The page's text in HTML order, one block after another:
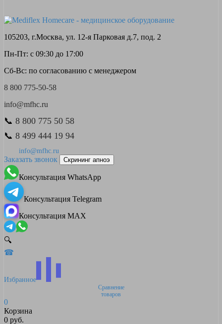
105203, г.Москва, ул. 12-я Парковая д.7, под. 2
Пн-Пт: с 09:30 до 17:00
Сб-Вс: по согласованию с менеджером
8 800 775-50-58
info@mfhc.ru
📞 8 800 775 50 58
📞 8 499 444 19 94
info@mfhc.ru
Заказать звонок Скрининг апноэ
Консультация WhatsApp
Консультация Telegram
Консультация MAX
🔍
☎
Избранное
Сравнение
товаров
0
Корзина
0 руб.